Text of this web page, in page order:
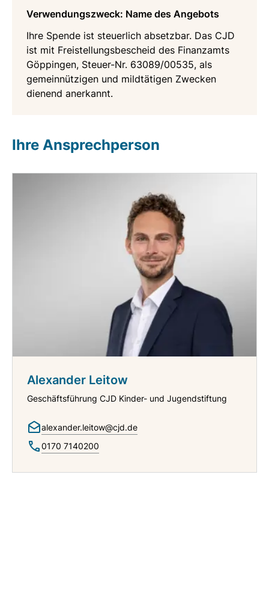
Verwendungszweck: Name des Angebots
Ihre Spende ist steuerlich absetzbar. Das CJD
ist mit Freistellungsbescheid des Finanzamts
Göppingen, Steuer-Nr. 63089/00535, als
gemeinnützigen und mildtätigen Zwecken
dienend anerkannt.
Ihre Ansprechperson
Alexander Leitow
Geschäftsführung CJD Kinder- und Jugendstiftung
alexander.leitow@cjd.de
0170 7140200